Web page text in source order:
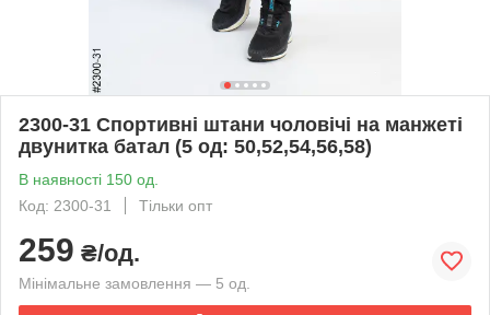
2300-31 Спортивні штани чоловічі на манжеті
двунитка батал (5 од: 50,52,54,56,58)
В наявності 150 од.
Код: 2300-31
Тільки опт
259 ₴/од.
Мінімальне замовлення — 5 од.